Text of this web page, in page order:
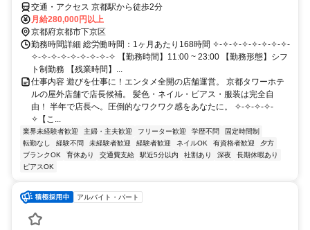
交通・アクセス 京都駅から徒歩2分
月給280,000円以上
京都府京都市下京区
勤務時間詳細 総労働時間：1ヶ月あたり168時間 ✧-✧-✧-✧-✧-✧-✧-✧-
✧-✧-✧-✧-✧-✧-✧-✧-✧ 【勤務時間】11:00 ~ 23:00 【勤務形態】シフ
ト制勤務 【残業時間】...
仕事内容 遊びを仕事に！エンタメ全開の店舗運営。 京都タワーホテ
ルの屋外店舗で店長候補。 髪色・ネイル・ピアス・服装は完全自
由！ 半年で店長へ。圧倒的なワクワク感をあなたに。 ✧-✧-✧-✧-
✧【こ...
業界未経験者歓迎 主婦・主夫歓迎 フリーター歓迎 学歴不問
固定時間制
転勤なし
経験不問 未経験者歓迎 経験者歓迎 ネイルOK 有資格者歓迎
夕方
ブランクOK
育休あり 交通費支給 駅近5分以内 社割あり 深夜
長期休暇あり
ピアスOK
アルバイト・パート